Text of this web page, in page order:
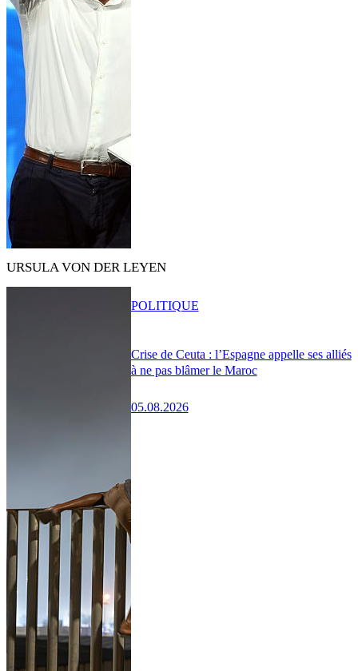
URSULA VON DER LEYEN
Crise de Ceuta : l’Espagne appelle ses alliés
à ne pas blâmer le Maroc
05.08.2026
POLITIQUE